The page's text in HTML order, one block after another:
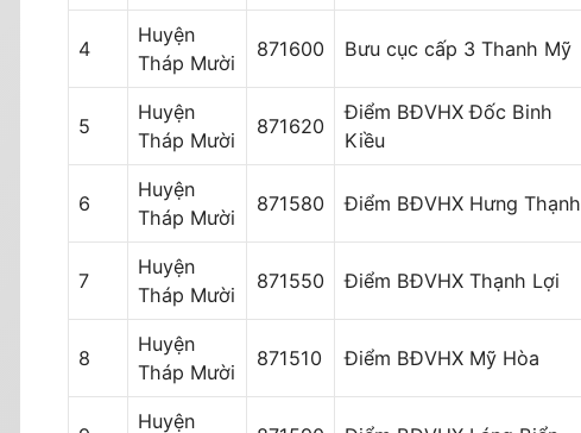
4
Huyện
Tháp Mười
871600 Bưu cục cấp 3 Thanh Mỹ
5
Huyện
Tháp Mười
871620
Điểm BĐVHX Đốc Binh
Kiều
6
Huyện
Tháp Mười
871580 Điểm BĐVHX Hưng Thạnh
7
Huyện
Tháp Mười
871550 Điểm BĐVHX Thạnh Lợi
8
Huyện
Tháp Mười
871510 Điểm BĐVHX Mỹ Hòa
Huyện